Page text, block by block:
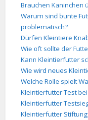
Brauchen Kaninchen
Warum sind bunte
problematisch?
Dürfen Kleintiere
Wie oft sollte der
Kann Kleintierfutter
Wie wird neues
Welche Rolle spielt
Kleintierfutter Test
Kleintierfutter
Kleintierfutter